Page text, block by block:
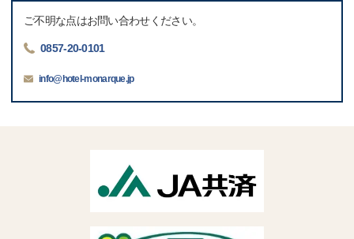
ご不明な点はお問い合わせください。
0857-20-0101
info@hotel-monarque.jp